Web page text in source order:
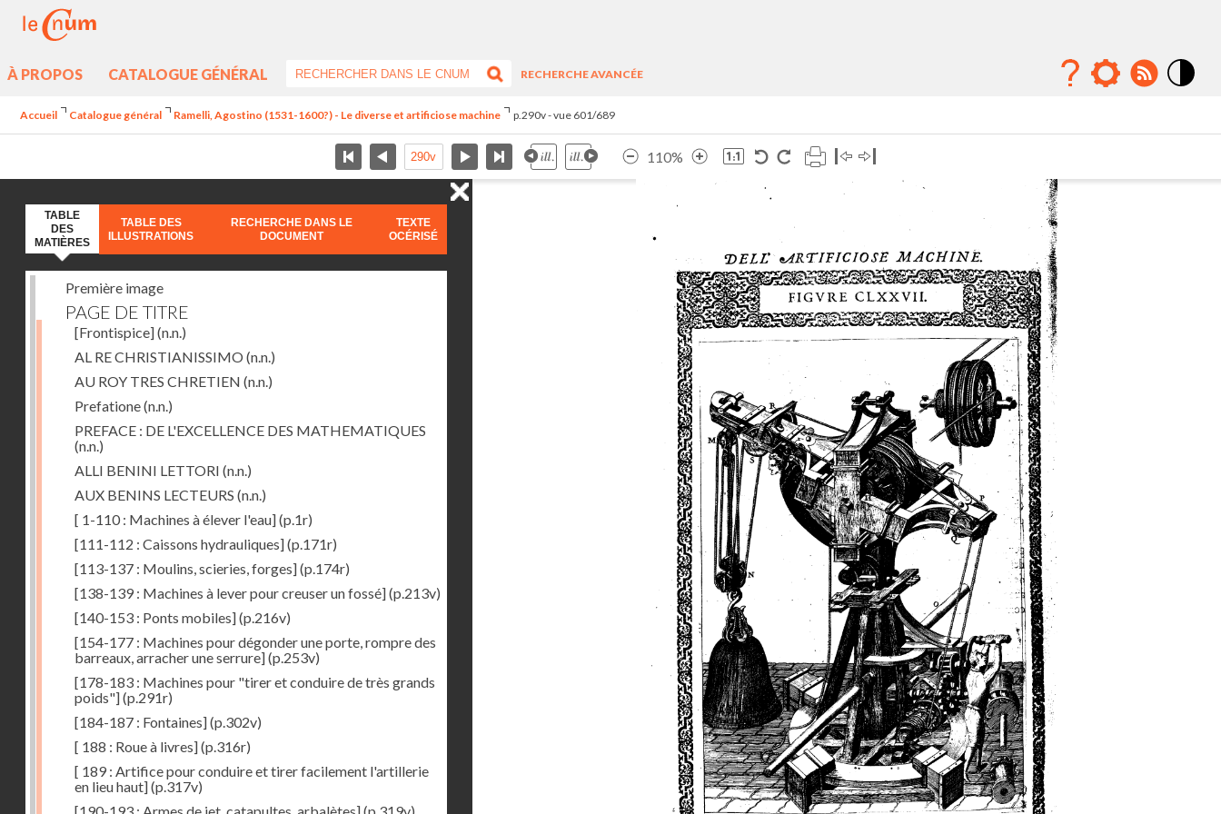
À PROPOS CATALOGUE GÉNÉRAL
RECHERCHE AVANCÉE
Accueil Catalogue général Ramelli, Agostino (1531-1600?) - Le diverse et artificiose machine p.290v - vue 601/689
110%
TABLE
DES
MATIÈRES
TABLE DES
ILLUSTRATIONS
RECHERCHE DANS LE
DOCUMENT
TEXTE
OCÉRISÉ
Première image
PAGE DE TITRE
[Frontispice](n.n.)
AL RE CHRISTIANISSIMO (n.n.)
AU ROY TRES CHRETIEN (n.n.)
Prefatione(n.n.)
PREFACE : DE L'EXCELLENCE DES MATHEMATIQUES
(n.n.)
ALLI BENINI LETTORI (n.n.)
AUX BENINS LECTEURS (n.n.)
[ 1-110 : Machines à élever l'eau](p.1r)
[111-112 : Caissons hydrauliques](p.171r)
[113-137 : Moulins, scieries, forges](p.174r)
[138-139 : Machines à lever pour creuser un fossé](p.213v)
[140-153 : Ponts mobiles](p.216v)
[154-177 : Machines pour dégonder une porte, rompre des
barreaux, arracher une serrure](p.253v)
[178-183 : Machines pour "tirer et conduire de très grands
poids"](p.291r)
[184-187 : Fontaines](p.302v)
[ 188 : Roue à livres](p.316r)
[ 189 : Artifice pour conduire et tirer facilement l'artillerie
en lieu haut](p.317v)